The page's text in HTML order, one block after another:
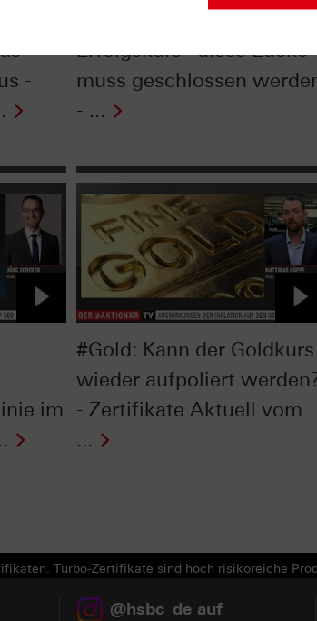
-
Erfolgskurs– diese Lücke
muss geschlossen
- ...
im
#Gold: Kann der Goldkurs
wieder aufpoliert
- Zertifikate Aktuell vom
...
Turbo-Zertifikate sind hoch risikoreiche
@hsbc_de auf